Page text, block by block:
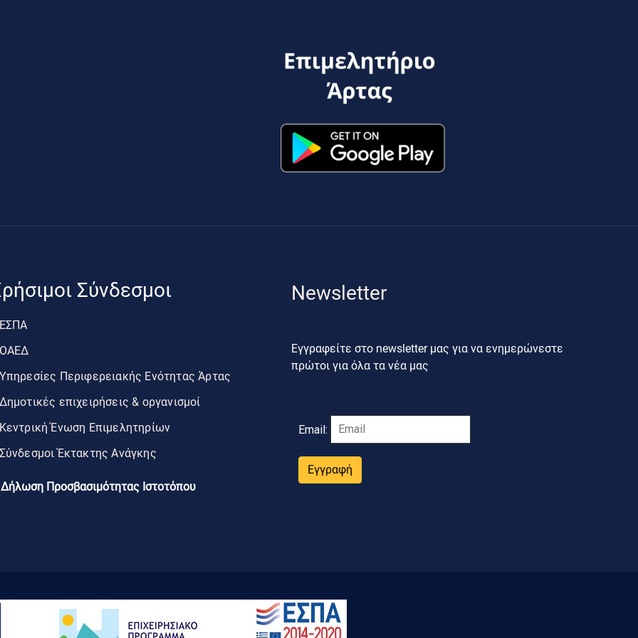
Σύνδεσμοι
Περιφερειακής Ενότητας Άρτας
επιχειρήσεις & οργανισμοί
Ένωση Επιμελητηρίων
Έκτακτης Ανάγκης
Δήλωση Προσβασιμότητας Ιστοτόπου
Newsletter
Εγγραφείτε στο newsletter μας για να ενημερώνεστε
πρώτοι για όλα τα νέα μας
Email:
Εγγραφή